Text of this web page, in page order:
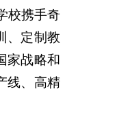
校携手奇
、定制教
家战略和
线、高精